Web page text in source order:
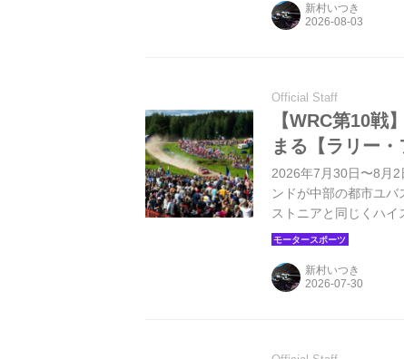
ワーステージではコー
新村いつき
Official Staff
【WRC第10戦
まる【ラリー・
2026年7月30日〜8月
ンドが中部の都市ユ
ストニアと同じくハイ
レスト（小さな丘越え
新村いつき